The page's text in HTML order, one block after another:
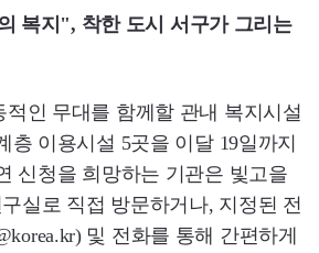
복지", 착한 도시 서구가 그리는
인 무대를 함께할 관내 복지시설
층 이용시설 5곳을 이달 19일까지
신청을 희망하는 기관은 빛고을
실로 직접 방문하거나, 지정된 전
및 전화를 통해 간편하게